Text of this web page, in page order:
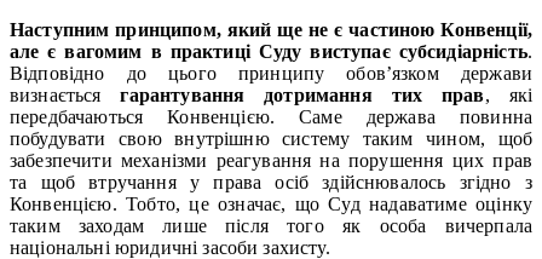
Наступним принципом, який ще не є частиною Конвенції,
але є вагомим в практиці Суду виступає субсидіарність.
Відповідно до цього принципу обов’язком держави
визнаєтьсягарантування дотримання тих прав, які
передбачаються Конвенцією. Саме держава повинна
побудувати свою внутрішню систему таким чином, щоб
забезпечити механізми реагування на порушення цих прав
та щоб втручання у права осіб здійснювалось згідно з
Конвенцією. Тобто, це означає, що Суд надаватиме оцінку
таким заходам лише після того як особа вичерпала
національні юридичні засоби захисту.